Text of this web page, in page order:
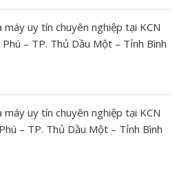
uy tín chuyên nghiệp tại KCN
– TP. Thủ Dầu Một – Tỉnh Bình
uy tín chuyên nghiệp tại KCN
– TP. Thủ Dầu Một – Tỉnh Bình